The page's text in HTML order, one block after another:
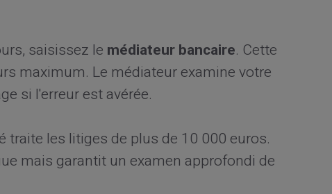
saisissez le médiateur bancaire. Cette
maximum. Le médiateur examine votre
si l'erreur est avérée.
traite les litiges de plus de 10 000 euros.
mais garantit un examen approfondi de